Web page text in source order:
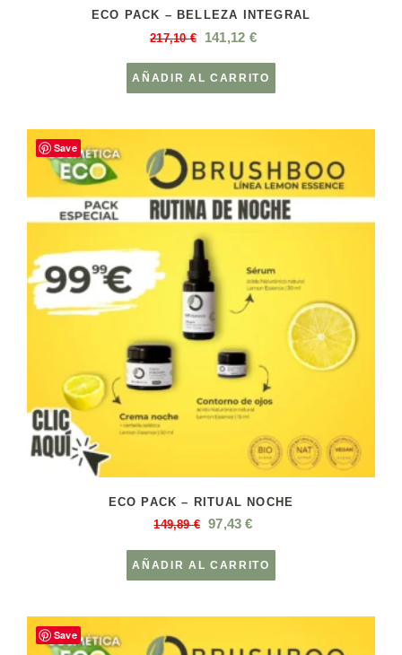
ECO PACK – BELLEZA INTEGRAL
217,10€ 141,12 €
AÑADIR AL CARRITO
Save
ECO PACK – RITUAL NOCHE
149,89€ 97,43€
AÑADIR AL CARRITO
Save